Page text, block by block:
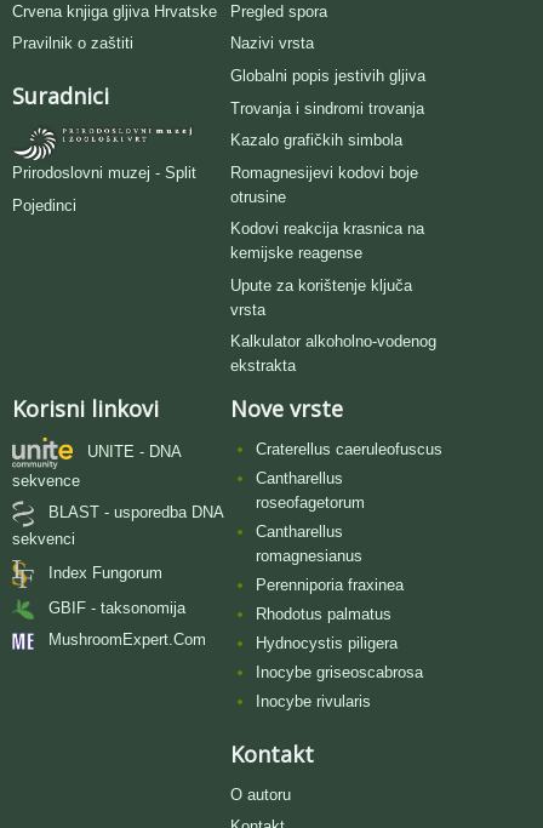
Crvena knjiga gljiva Hrvatske
Pravilnik o zaštiti
Suradnici
Prirodoslovni muzej - Split
Pojedinci
Pregled spora
Nazivi vrsta
Globalni popis jestivih gljiva
Trovanja i sindromi trovanja
Kazalo grafičkih simbola
Romagnesijevi kodovi boje
otrusine
Kodovi reakcija krasnica na
kemijske reagense
Upute za korištenje ključa
vrsta
Kalkulator alkoholno-vodenog
ekstrakta
Korisni linkovi
UNITE - DNA
sekvence
BLAST - usporedba DNA
sekvenci
Index Fungorum
GBIF - taksonomija
MushroomExpert.Com
Nove vrste
Craterellus caeruleofuscus
Cantharellus
roseofagetorum
Cantharellus
romagnesianus
Perenniporia fraxinea
Rhodotus palmatus
Hydnocystis piligera
Inocybe griseoscabrosa
Inocybe rivularis
Kontakt
O autoru